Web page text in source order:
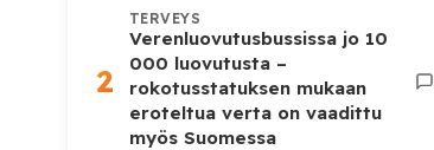
2
TERVEYS
Verenluovutusbussissa jo 10
000 luovutusta –
rokotusstatuksen mukaan
eroteltua verta on vaadittu
myös Suomessa